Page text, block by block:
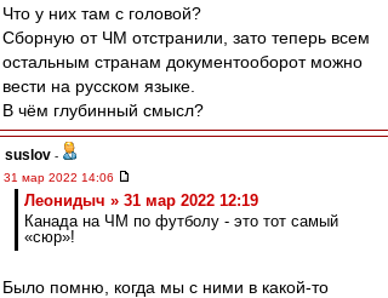
Что у них там с головой?
Сборную от ЧМ отстранили, зато теперь всем
остальным странам документооборот можно
вести на русском языке.
В чём глубинный смысл?
suslov -
31 мар 2022 14:06
Леонидыч » 31 мар 2022 12:19
Канада на ЧМ по футболу - это тот самый
«сюр»!
Было помню, когда мы с ними в какой-то